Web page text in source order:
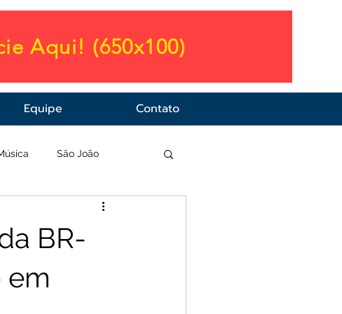
Aqui! (650x100)
Equipe Contato
São João
BR-
em